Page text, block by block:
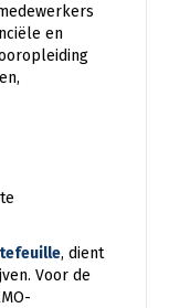
en
, dient
Voor de